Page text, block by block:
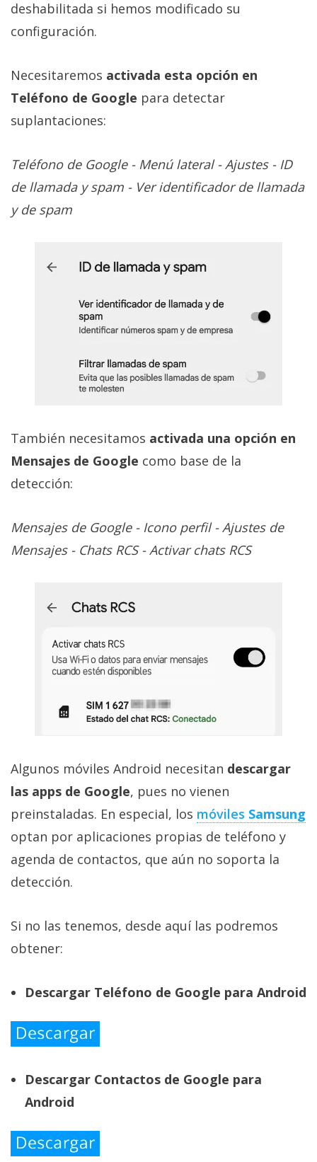
deshabilitada si hemos modificado su
configuración.
Necesitaremos activada esta opción en
Teléfono de Google para detectar
suplantaciones:
Teléfono de Google - Menú lateral - Ajustes - ID
de llamada y spam - Ver identificador de llamada
y de spam
También necesitamos activada una opción en
Mensajes de Google como base de la
detección:
Mensajes de Google - Icono perfil - Ajustes de
Mensajes - Chats RCS - Activar chats RCS
Algunos móviles Android necesitan descargar
las apps de Google, pues no vienen
preinstaladas. En especial, los móviles Samsung
optan por aplicaciones propias de teléfono y
agenda de contactos, que aún no soporta la
detección.
Si no las tenemos, desde aquí las podremos
obtener:
Descargar Teléfono de Google para Android
Descargar Contactos de Google para
Android